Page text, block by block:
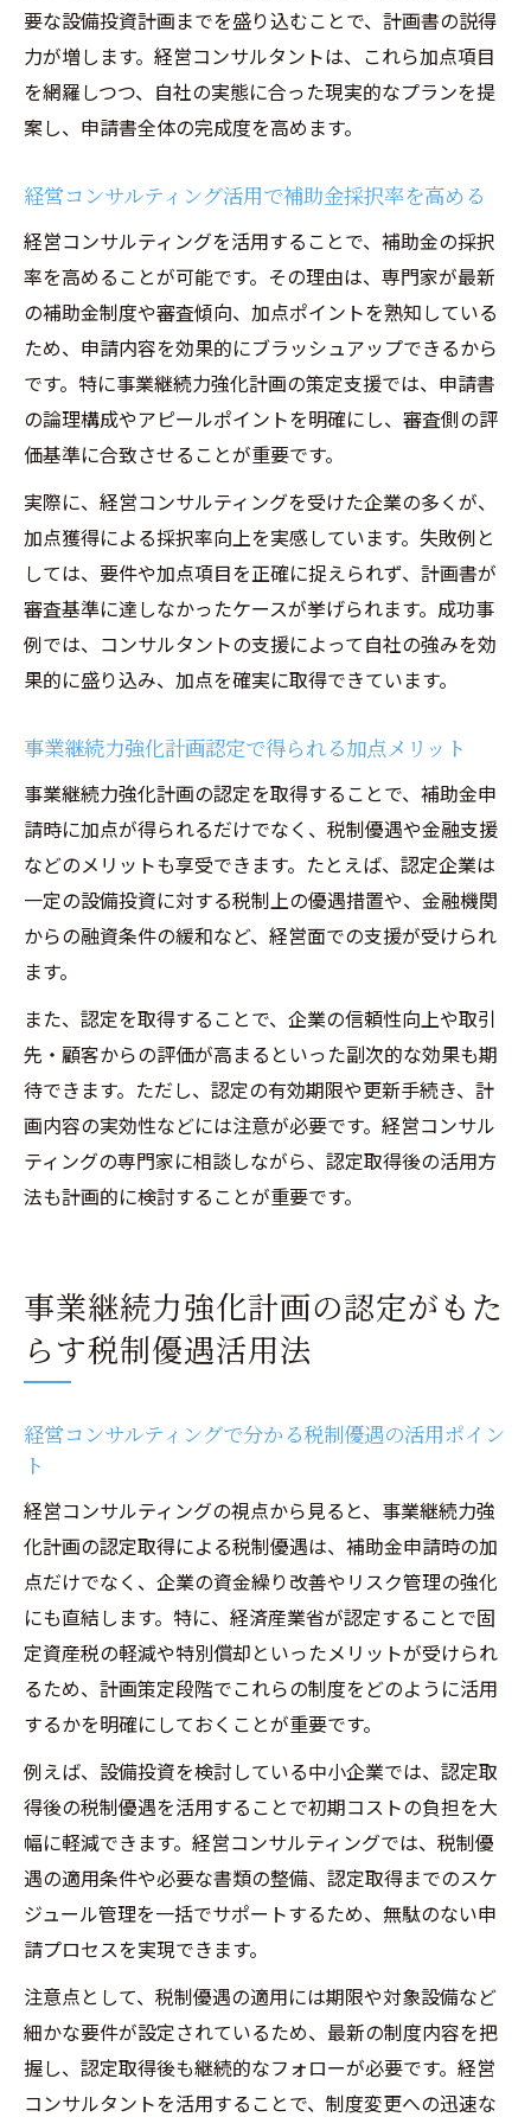
要な設備投資計画までを盛り込むことで、計画書の説得
力が増します。経営コンサルタントは、これら加点項目
を網羅しつつ、自社の実態に合った現実的なプランを提
案し、申請書全体の完成度を高めます。
経営コンサルティング活用で補助金採択率を高める
経営コンサルティングを活用することで、補助金の採択
率を高めることが可能です。その理由は、専門家が最新
の補助金制度や審査傾向、加点ポイントを熟知している
ため、申請内容を効果的にブラッシュアップできるから
です。特に事業継続力強化計画の策定支援では、申請書
の論理構成やアピールポイントを明確にし、審査側の評
価基準に合致させることが重要です。
実際に、経営コンサルティングを受けた企業の多くが、
加点獲得による採択率向上を実感しています。失敗例と
しては、要件や加点項目を正確に捉えられず、計画書が
審査基準に達しなかったケースが挙げられます。成功事
例では、コンサルタントの支援によって自社の強みを効
果的に盛り込み、加点を確実に取得できています。
事業継続力強化計画認定で得られる加点メリット
事業継続力強化計画の認定を取得することで、補助金申
請時に加点が得られるだけでなく、税制優遇や金融支援
などのメリットも享受できます。たとえば、認定企業は
一定の設備投資に対する税制上の優遇措置や、金融機関
からの融資条件の緩和など、経営面での支援が受けられ
ます。
また、認定を取得することで、企業の信頼性向上や取引
先・顧客からの評価が高まるといった副次的な効果も期
待できます。ただし、認定の有効期限や更新手続き、計
画内容の実効性などには注意が必要です。経営コンサル
ティングの専門家に相談しながら、認定取得後の活用方
法も計画的に検討することが重要です。
事業継続力強化計画の認定がもた
らす税制優遇活用法
経営コンサルティングで分かる税制優遇の活用ポイン
ト
経営コンサルティングの視点から見ると、事業継続力強
化計画の認定取得による税制優遇は、補助金申請時の加
点だけでなく、企業の資金繰り改善やリスク管理の強化
にも直結します。特に、経済産業省が認定することで固
定資産税の軽減や特別償却といったメリットが受けられ
るため、計画策定段階でこれらの制度をどのように活用
するかを明確にしておくことが重要です。
例えば、設備投資を検討している中小企業では、認定取
得後の税制優遇を活用することで初期コストの負担を大
幅に軽減できます。経営コンサルティングでは、税制優
遇の適用条件や必要な書類の整備、認定取得までのスケ
ジュール管理を一括でサポートするため、無駄のない申
請プロセスを実現できます。
注意点として、税制優遇の適用には期限や対象設備など
細かな要件が設定されているため、最新の制度内容を把
握し、認定取得後も継続的なフォローが必要です。経営
コンサルタントを活用することで、制度変更への迅速な